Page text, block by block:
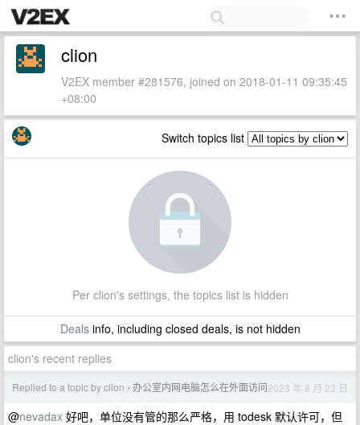
clion
V2EX member #281576, joined on 2018-01-11 09:35:45
+08:00
Switch topics list
Per clion's settings, the topics list is hidden
Dealsinfo, including closed deals, is not hidden
clion's recent replies
Replied to a topic by clion › 办公室内网电脑怎么在外面访问2023 年 8 月 23 日
@nevadax 好吧，单位没有管的那么严格，用 todesk 默认许可，但